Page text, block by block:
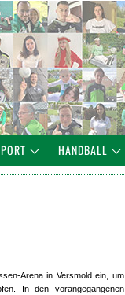
HANDBALL
Arena in Versmold ein, um
In den vorangegangenen